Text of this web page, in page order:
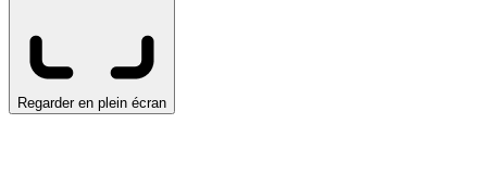
Regarder en plein écran